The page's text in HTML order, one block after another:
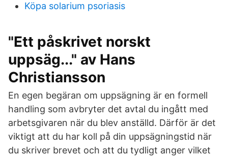
Köpa solarium psoriasis
"Ett påskrivet norskt
uppsäg..." av Hans
Christiansson
En egen begäran om uppsägning är en formell
handling som avbryter det avtal du ingått med
arbetsgivaren när du blev anställd. Därför är det
viktigt att du har koll på din uppsägningstid när
du skriver brevet och att du tydligt anger vilket